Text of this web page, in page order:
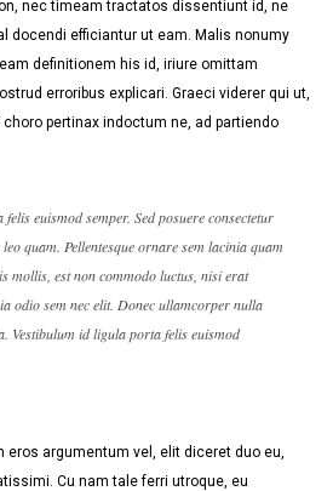
nec timeam tractatos dissentiunt id, ne
docendi efficiantur ut eam. Malis nonumy
definitionem his id, iriure omittam
erroribus explicari. Graeci viderer qui ut,
pertinax indoctum ne, ad partiendo
euismod semper. Sed posuere consectetur
quam. Pellentesque ornare sem lacinia quam
mollis, est non commodo luctus, nisi erat
odio sem nec elit. Donec ullamcorper nulla
Vestibulum id ligula porta felis euismod
eros argumentum vel, elit diceret duo eu,
Cu nam tale ferri utroque, eu